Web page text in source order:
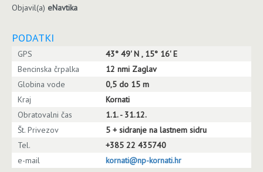
Objavil(a) eNavtika
PODATKI
GPS
43° 49' N , 15° 16' E
Bencinska črpalka
12 nmi Zaglav
Globina vode
0,5 do 15 m
Kraj
Kornati
Obratovalni čas
1.1. - 31.12.
Št. Privezov
5 + sidranje na lastnem sidru
Tel.
+385 22 435740
e-mail
kornati@np-kornati.hr